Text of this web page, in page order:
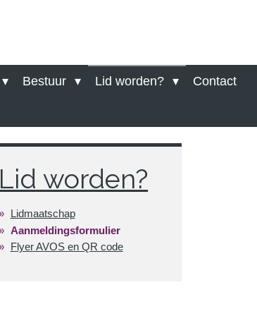
Bestuur Lid worden? Contact
Lid worden?
Lidmaatschap
Aanmeldingsformulier
Flyer AVOS en QR code